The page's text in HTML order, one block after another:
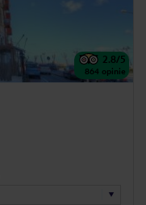
2.8/5
864 opinie